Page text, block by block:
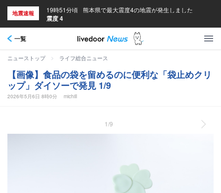
地震速報 19時51分頃 熊本県で最大震度4の地震が発生しました
震度 4
一覧
ニューストップ > ライフ総合ニュース
【画像】食品の袋を留めるのに便利な「袋止めクリ
ップ」ダイソーで発見 1/9
2026年5月6日 8時0分 michill
1/9